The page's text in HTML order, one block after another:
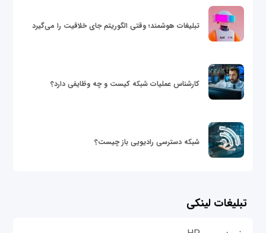
تبلیغات هوشمند؛ وقتی الگوریتم جای خلاقیت را می‌گیرد
کارشناس عملیات شبکه کیست و چه وظایفی دارد؟
شبکه دسترسی رادیویی باز چیست؟
تبلیغات لینکی